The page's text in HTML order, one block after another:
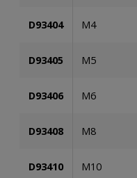
D93404 M4
D93405 M5
D93406 M6
D93408 M8
D93410 M10